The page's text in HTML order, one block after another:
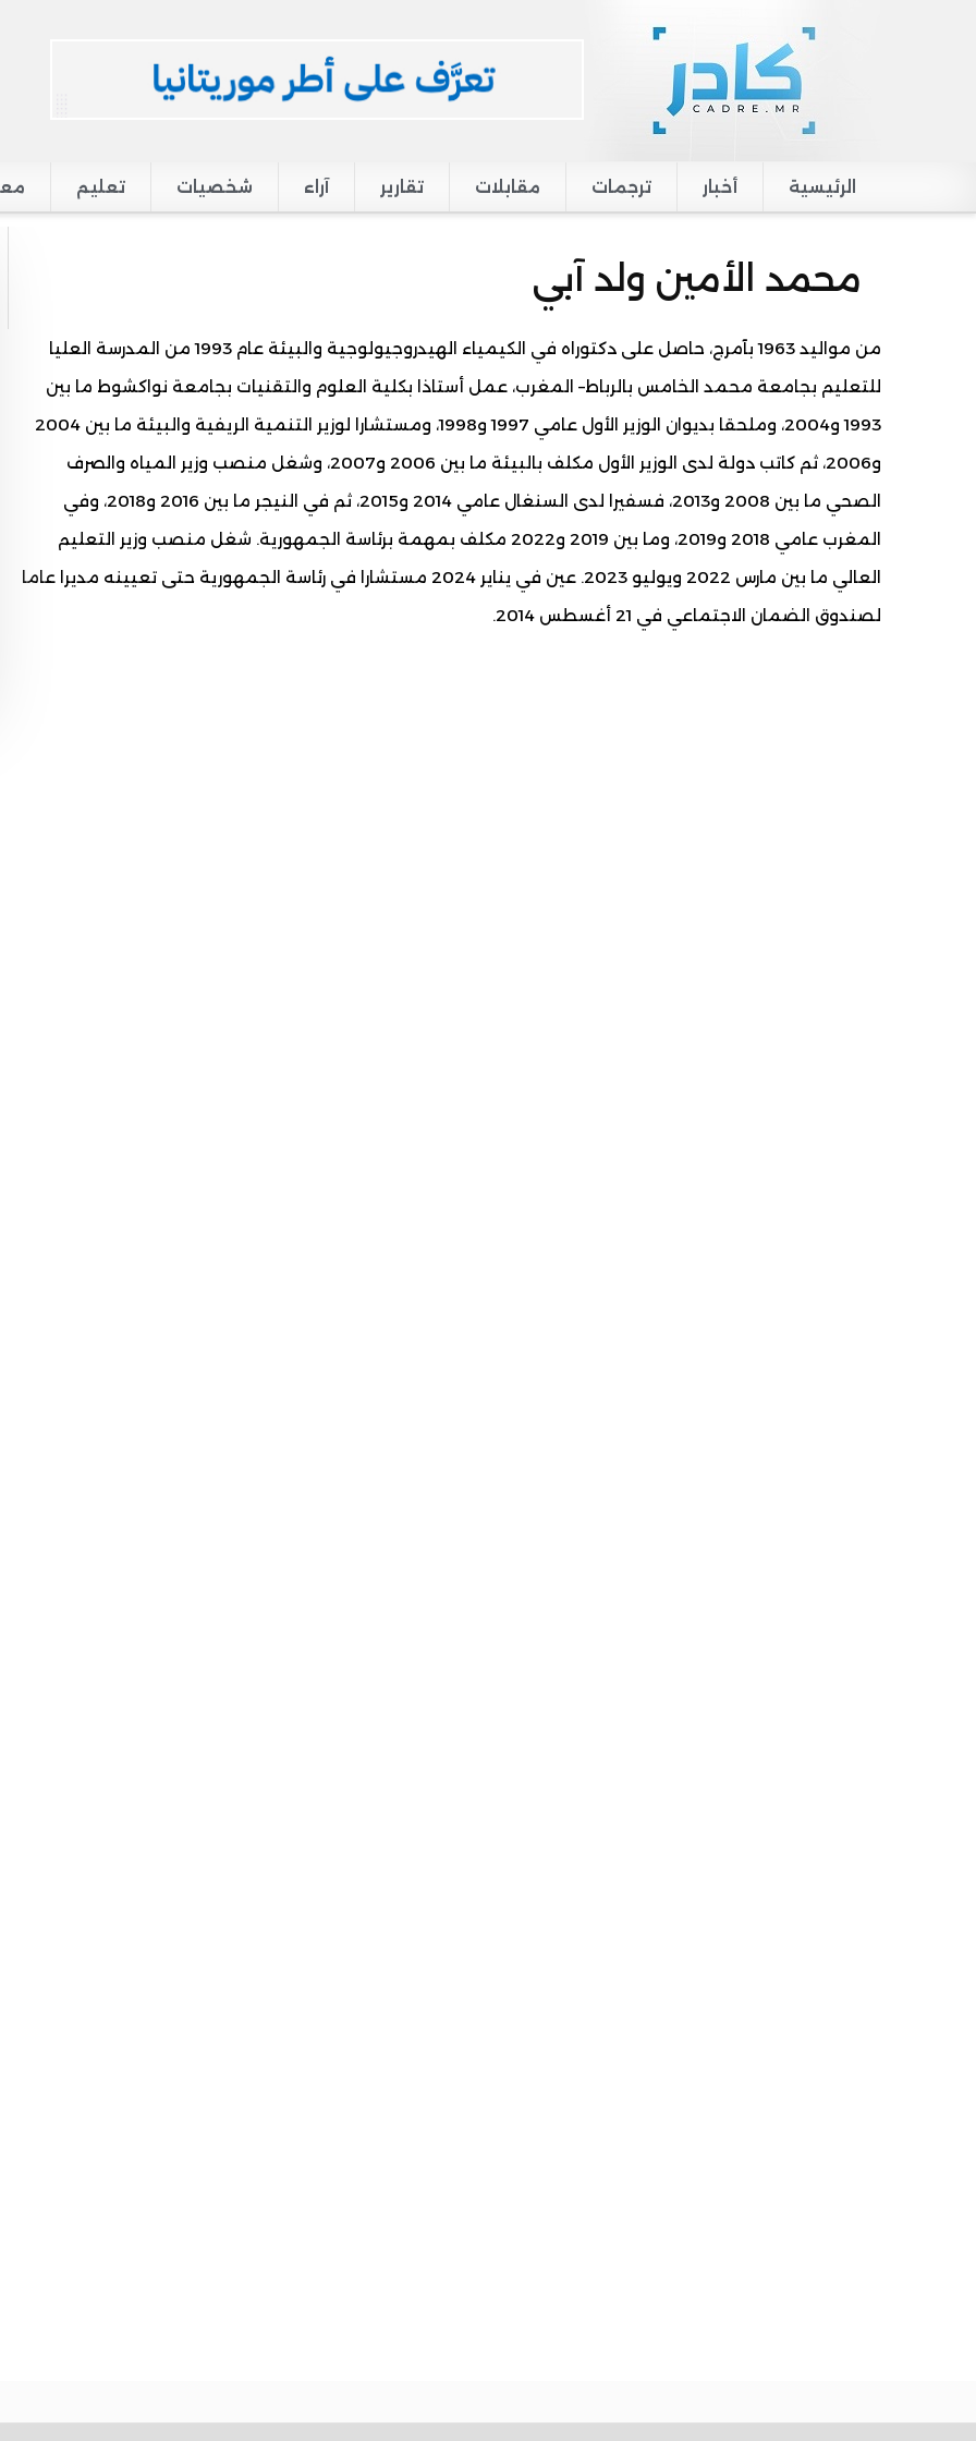
Main navigation
الرئيسية أخبار ترجمات مقابلات تقارير آراء شخصيات تعليم
محمد الأمين ولد آبي
من مواليد 1963 بآمرج، حاصل على دكتوراه في الكيمياء الهيدروجيولوجية والبيئة عام 1993 من المدرسة العليا
للتعليم بجامعة محمد الخامس بالرباط– المغرب، عمل أستاذا بكلية العلوم والتقنيات بجامعة نواكشوط ما بين
1993 و2004، وملحقا بديوان الوزير الأول عامي 1997 و1998، ومستشارا لوزير التنمية الريفية والبيئة ما بين 2004
و2006، ثم كاتب دولة لدى الوزير الأول مكلف بالبيئة ما بين 2006 و2007، وشغل منصب وزير المياه والصرف
الصحي ما بين 2008 و2013، فسفيرا لدى السنغال عامي 2014 و2015، ثم في النيجر ما بين 2016 و2018، وفي
المغرب عامي 2018 و2019، وما بين 2019 و2022 مكلف بمهمة برئاسة الجمهورية. شغل منصب وزير التعليم
العالي ما بين مارس 2022 ويوليو 2023. عين في يناير 2024 مستشارا في رئاسة الجمهورية حتى تعيينه مديرا عاما
لصندوق الضمان الاجتماعي في 21 أغسطس 2014.